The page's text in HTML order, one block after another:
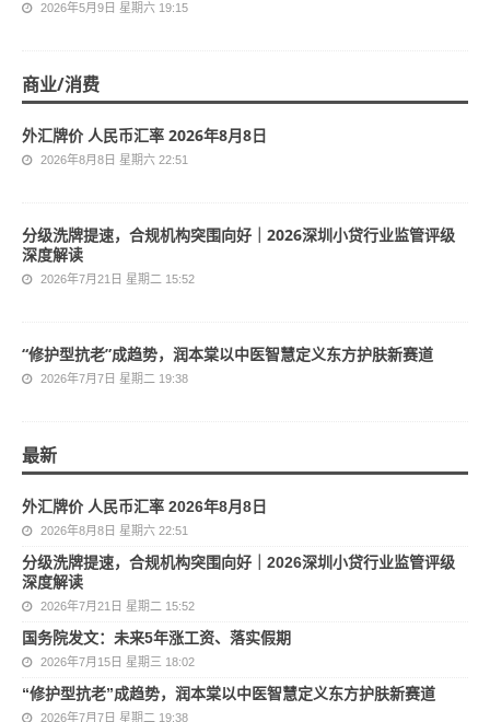
2026年5月9日 星期六 19:15
商业/消费
外汇牌价 人民币汇率 2026年8月8日
2026年8月8日 星期六 22:51
分级洗牌提速，合规机构突围向好｜2026深圳小贷行业监管评级
深度解读
2026年7月21日 星期二 15:52
“修护型抗老”成趋势，润本棠以中医智慧定义东方护肤新赛道
2026年7月7日 星期二 19:38
最新
外汇牌价 人民币汇率 2026年8月8日
2026年8月8日 星期六 22:51
分级洗牌提速，合规机构突围向好｜2026深圳小贷行业监管评级
深度解读
2026年7月21日 星期二 15:52
国务院发文：未来5年涨工资、落实假期
2026年7月15日 星期三 18:02
“修护型抗老”成趋势，润本棠以中医智慧定义东方护肤新赛道
2026年7月7日 星期二 19:38